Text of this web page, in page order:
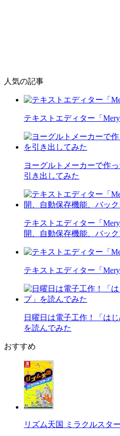
人気の記事
テキストエディター「
ヨーグルトメーカーで作
引き出してみた
テキストエディター「
開、自動保存機能、バッ
テキストエディター「
日曜日は電子工作！「は
を読んでみた
おすすめ
リズム天国 ミラクルスタ